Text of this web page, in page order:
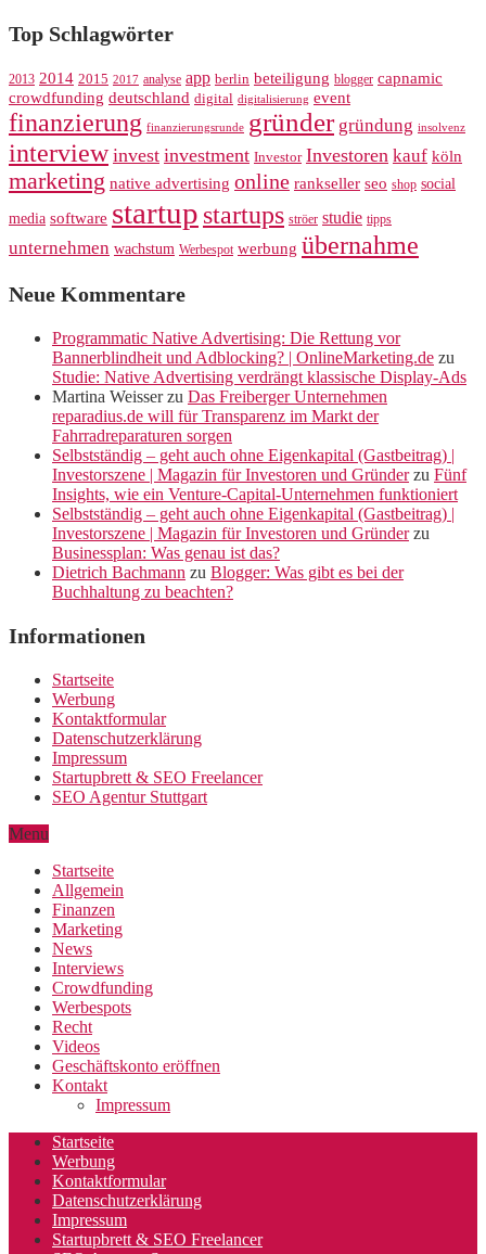
Top Schlagwörter
2013 2014 2015 2017 analyse app berlin beteiligung blogger capnamic
crowdfunding deutschland digital digitalisierung event
finanzierung finanzierungsrunde gründer gründung insolvenz
interview invest investment Investor Investoren kauf köln
marketing native advertising online rankseller seo shop social
media software startup startups ströer studie tipps
unternehmen wachstum Werbespot werbung übernahme
Neue Kommentare
Programmatic Native Advertising: Die Rettung vor
Bannerblindheit und Adblocking? | OnlineMarketing.de zu
Studie: Native Advertising verdrängt klassische Display-Ads
Martina Weisserzu Das Freiberger Unternehmen
reparadius.de will für Transparenz im Markt der
Fahrradreparaturen sorgen
Selbstständig – geht auch ohne Eigenkapital (Gastbeitrag) |
Investorszene | Magazin für Investoren und Gründerzu Fünf
Insights, wie ein Venture-Capital-Unternehmen funktioniert
Selbstständig – geht auch ohne Eigenkapital (Gastbeitrag) |
Investorszene | Magazin für Investoren und Gründerzu
Businessplan: Was genau ist das?
Dietrich Bachmann zu Blogger: Was gibt es bei der
Buchhaltung zu beachten?
Informationen
Startseite
Werbung
Kontaktformular
Datenschutzerklärung
Impressum
Startupbrett & SEO Freelancer
SEO Agentur Stuttgart
Menu
Startseite
Allgemein
Finanzen
Marketing
News
Interviews
Crowdfunding
Werbespots
Recht
Videos
Geschäftskonto eröffnen
Kontakt
Impressum
Startseite
Werbung
Kontaktformular
Datenschutzerklärung
Impressum
Startupbrett & SEO Freelancer